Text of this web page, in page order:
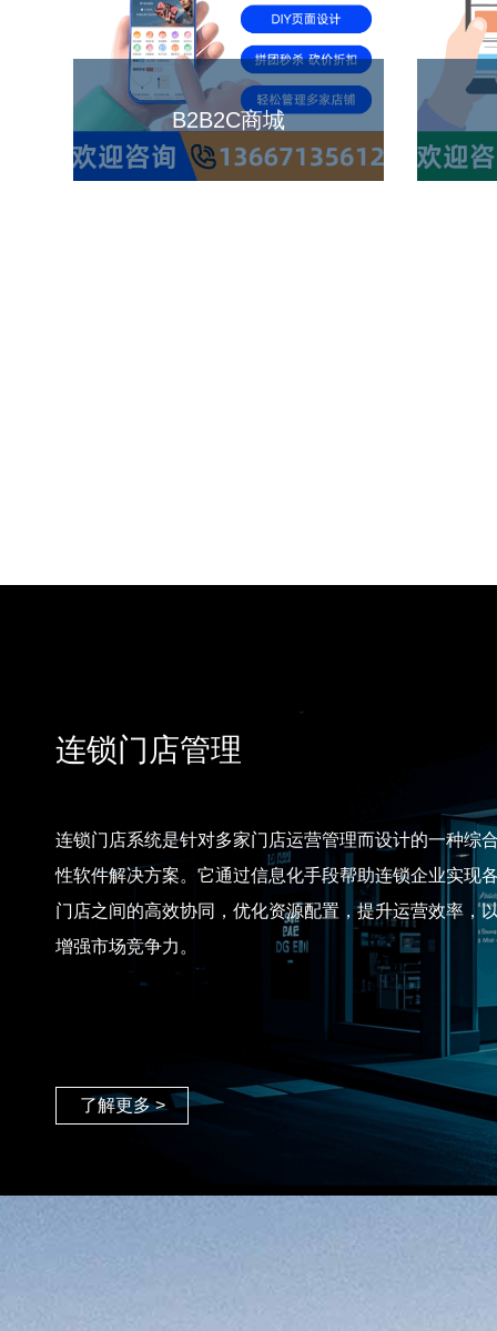
B2B2C商城
连锁门店管理
连锁门店系统是针对多家门店运营管理而设计的一种综
性软件解决方案。它通过信息化手段帮助连锁企业实现
门店之间的高效协同，优化资源配置，提升运营效率，
增强市场竞争力。
了解更多 >